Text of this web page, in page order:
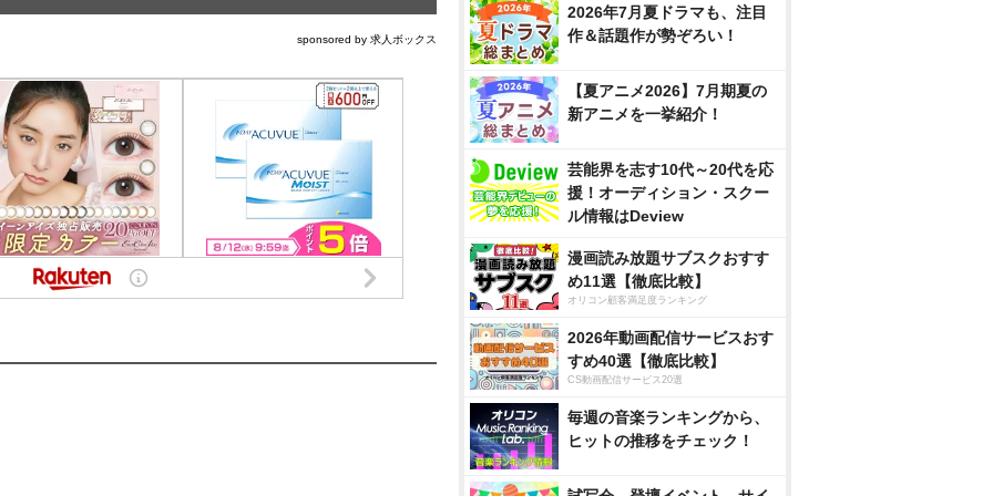
sponsored by 求人ボックス
2026年7月夏ドラマも、注目
作＆話題作が勢ぞろい！
【夏アニメ2026】7月期夏の
新アニメを一挙紹介！
芸能界を志す10代～20代を応
援！オーディション・スクー
ル情報はDeview
漫画読み放題サブスクおすす
め11選【徹底比較】
オリコン顧客満足度ランキング
2026年動画配信サービスおす
すめ40選【徹底比較】
CS動画配信サービス20選
毎週の音楽ランキングから、
ヒットの推移をチェック！